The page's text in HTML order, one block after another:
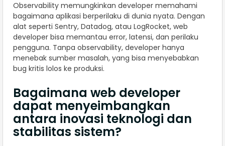
Observability memungkinkan developer memahami
bagaimana aplikasi berperilaku di dunia nyata. Dengan
alat seperti Sentry, Datadog, atau LogRocket, web
developer bisa memantau error, latensi, dan perilaku
pengguna. Tanpa observability, developer hanya
menebak sumber masalah, yang bisa menyebabkan
bug kritis lolos ke produksi.
Bagaimana web developer
dapat menyeimbangkan
antara inovasi teknologi dan
stabilitas sistem?